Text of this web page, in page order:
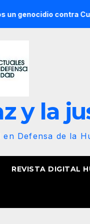
contra Cuba? Por
y la
Defensa de la
REVISTA DIGITAL